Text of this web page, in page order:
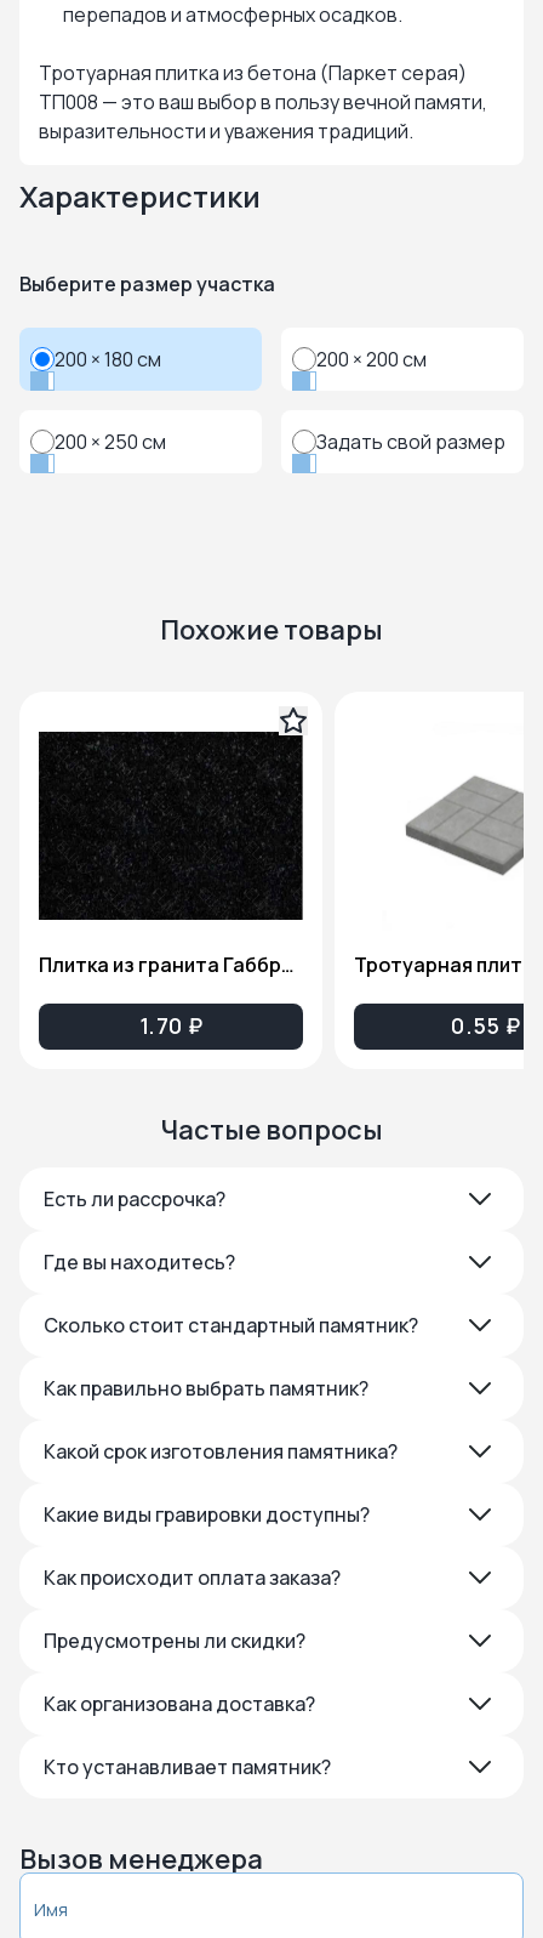
перепадов и атмосферных осадков.
Тротуарная плитка из бетона (Паркет серая)
ТП008 — это ваш выбор в пользу вечной памяти,
выразительности и уважения традиций.
Характеристики
Выберите размер участка
200 × 180 см 200 × 200 см
200 × 250 см Задать свой размер
Похожие товары
Плитка из гранита Габбро-Диабаз(Карельский гранит), толщина 2см. ПГ81
1.70 ₽ 0.55 ₽
Частые вопросы
Есть ли рассрочка?
Где вы находитесь?
Сколько стоит стандартный памятник?
Как правильно выбрать памятник?
Какой срок изготовления памятника?
Какие виды гравировки доступны?
Как происходит оплата заказа?
Предусмотрены ли скидки?
Как организована доставка?
Кто устанавливает памятник?
Вызов менеджера